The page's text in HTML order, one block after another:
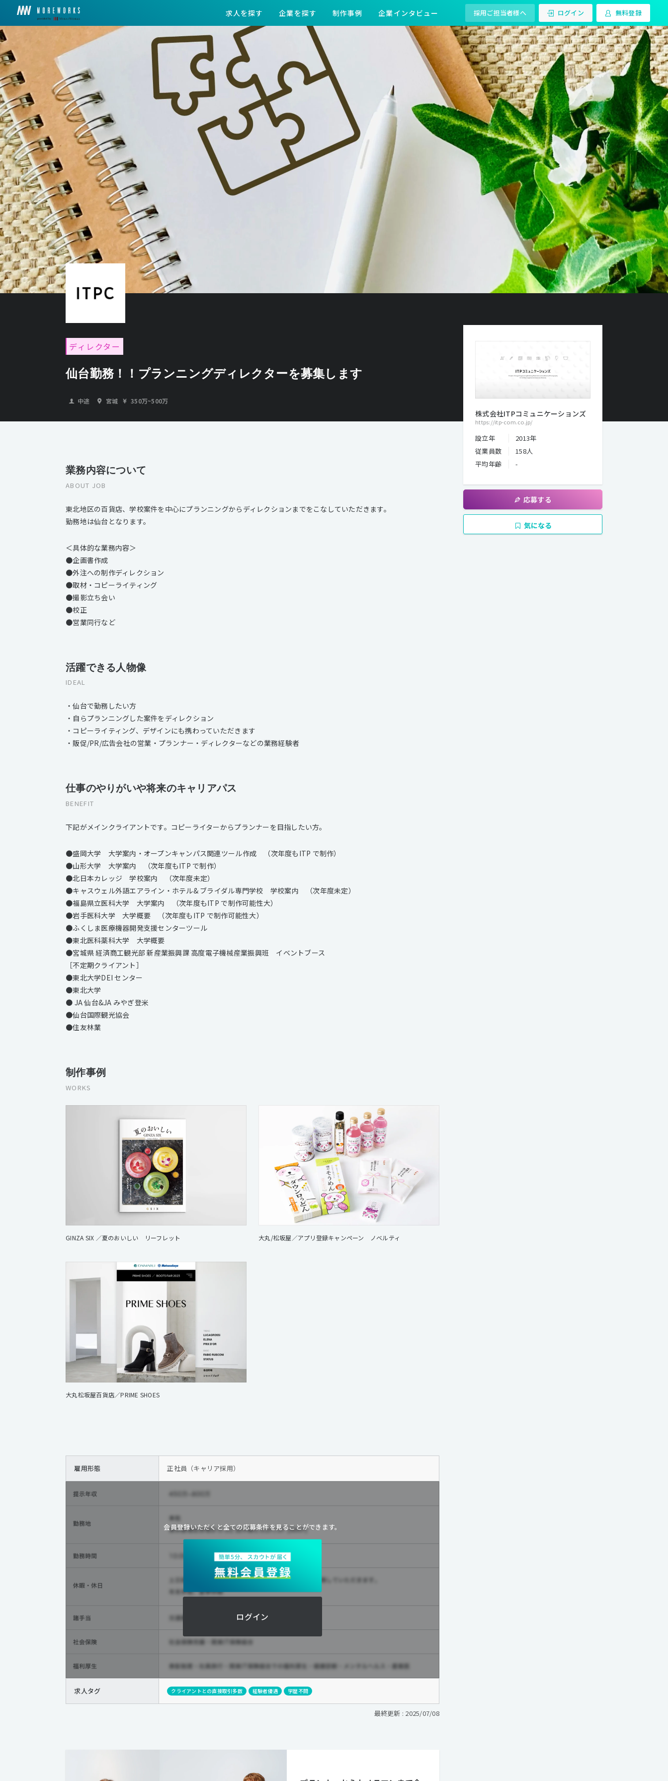
求人を探す 企業を探す 制作事例 企業インタビュー 採用ご担当者様へ ログイン 無料登録
ディレクター
仙台勤務！！プランニングディレクターを募集します
中途 宮城 350万~500万
業務内容について
ABOUT JOB
東北地区の百貨店、学校案件を中心にプランニングからディレクションまでをこなしていただきます。
勤務地は仙台となります。
＜具体的な業務内容＞
●企画書作成
●外注への制作ディレクション
●取材・コピーライティング
●撮影立ち会い
●校正
●営業同行など
活躍できる人物像
IDEAL
・仙台で勤務したい方
・自らプランニングした案件をディレクション
・コピーライティング、デザインにも携わっていただきます
・販促/PR/広告会社の営業・プランナー・ディレクターなどの業務経験者
仕事のやりがいや将来のキャリアパス
BENEFIT
下記がメインクライアントです。コピーライターからプランナーを目指したい方。
●盛岡大学 大学案内・オープンキャンパス関連ツール作成 （次年度もITP で制作）
●山形大学 大学案内 （次年度もITP で制作）
●北日本カレッジ 学校案内 （次年度未定）
●キャスウェル外語エアライン・ホテル& ブライダル専門学校 学校案内 （次年度未定）
●福島県立医科大学 大学案内 （次年度もITP で制作可能性大）
●岩手医科大学 大学概要 （次年度もITP で制作可能性大）
●ふくしま医療機器開発支援センターツール
●東北医科薬科大学 大学概要
●宮城県 経済商工観光部 新産業振興課 高度電子機械産業振興班 イベントブース
［不定期クライアント］
●東北大学DEI センター
●東北大学
● JA 仙台&JA みやぎ登米
●仙台国際観光協会
●住友林業
制作事例
WORKS
GINZA SIX ／夏のおいしい リーフレット 大丸/松坂屋／アプリ登録キャンペーン ノベルティ
大丸松坂屋百貨店／PRIME SHOES
雇用形態 正社員（キャリア採用）
会員登録いただくと全ての応募条件を見ることができます。
ログイン
求人タグ クライアントとの直接取引多数 経験者優遇 学歴不問
最終更新 : 2025/07/08
株式会社ITPコミュニケーションズ
https://itp-com.co.jp/
設立年
2013年
従業員数
158人
平均年齢
-
応募する
気になる